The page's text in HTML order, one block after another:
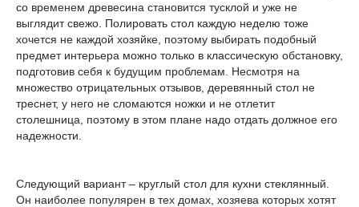
со временем древесина становится тусклой и уже не
выглядит свежо. Полировать стол каждую неделю тоже
хочется не каждой хозяйке, поэтому выбирать подобный
предмет интерьера можно только в классическую обстановку,
подготовив себя к будущим проблемам. Несмотря на
множество отрицательных отзывов, деревянный стол не
треснет, у него не сломаются ножки и не отлетит
столешница, поэтому в этом плане надо отдать должное его
надежности.
Следующий вариант – круглый стол для кухни стеклянный.
Он наиболее популярен в тех домах, хозяева которых хотят